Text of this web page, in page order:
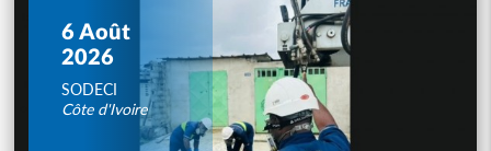
6 Août
2026
SODECI
Côte d'Ivoire